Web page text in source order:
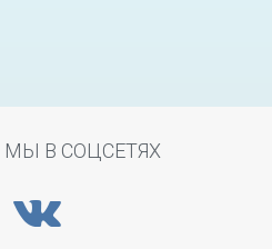
МЫ В СОЦСЕТЯХ